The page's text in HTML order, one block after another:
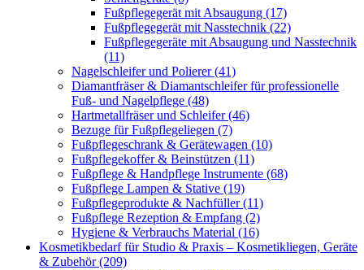
Fußpflegegerät mit Absaugung (17)
Fußpflegegerät mit Nasstechnik (22)
Fußpflegegeräte mit Absaugung und Nasstechnik
(11)
Nagelschleifer und Polierer (41)
Diamantfräser & Diamantschleifer für professionelle
Fuß- und Nagelpflege (48)
Hartmetallfräser und Schleifer (46)
Bezuge für Fußpflegeliegen (7)
Fußpflegeschrank & Gerätewagen (10)
Fußpflegekoffer & Beinstützen (11)
Fußpflege & Handpflege Instrumente (68)
Fußpflege Lampen & Stative (19)
Fußpflegeprodukte & Nachfüller (11)
Fußpflege Rezeption & Empfang (2)
Hygiene & Verbrauchs Material (16)
Kosmetikbedarf für Studio & Praxis – Kosmetikliegen, Geräte
& Zubehör (209)